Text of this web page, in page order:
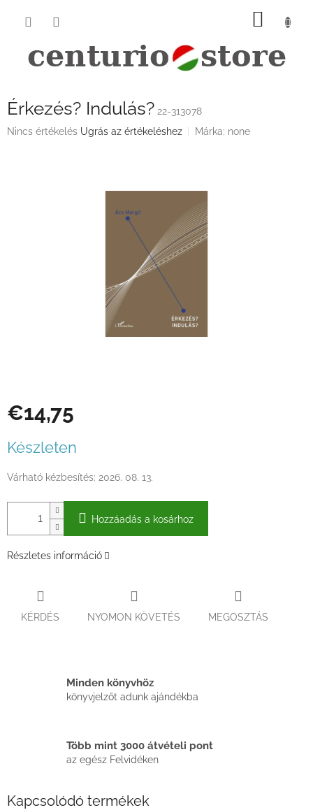
KOSÁR
Érkezés? Indulás? 22-313078
A
Nincs értékelés Ugrás az értékeléshez Márka: none
€14,75
Készleten
Várható kézbesítés: 2026. 08. 13.
Hozzáadás a kosárhoz
Részletes információ
KÉRDÉS NYOMON KÖVETÉS MEGOSZTÁS
Minden könyvhöz
könyvjelzőt adunk ajándékba
Több mint 3000 átvételi pont
az egész Felvidéken
Kapcsolódó termékek